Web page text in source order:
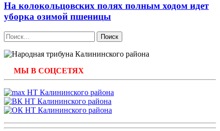
На колокольцовских полях полным ходом идет
уборка озимой пшеницы
Найти:
МЫ В СОЦСЕТЯХ